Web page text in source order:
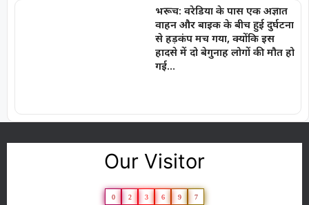
भरूच: वरेडिया के पास एक अज्ञात
वाहन और बाइक के बीच हुई दुर्घटना
से हड़कंप मच गया, क्योंकि इस
हादसे में दो बेगुनाह लोगों की मौत हो
गई…
Our Visitor
0 2 3 6 9 7